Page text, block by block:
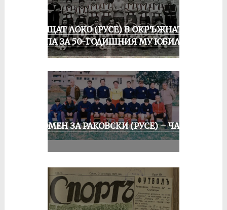
ПРАЩАТ ЛОКО (РУСЕ) В ОКРЪЖНАТА
ГРУПА ЗА 50-ГОДИШНИЯ МУ ЮБИЛЕЙ
СПОМЕН ЗА РАКОВСКИ (РУСЕ) – ЧАСТ